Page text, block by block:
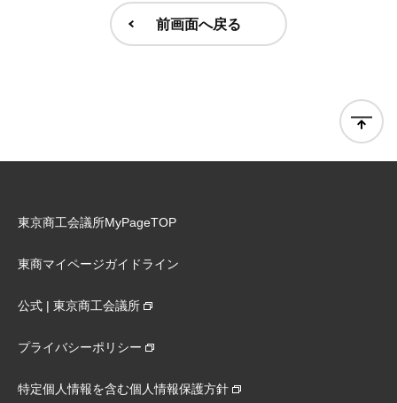
前画面へ戻る
東京商工会議所MyPageTOP
東商マイページガイドライン
公式 | 東京商工会議所
プライバシーポリシー
特定個人情報を含む個人情報保護方針